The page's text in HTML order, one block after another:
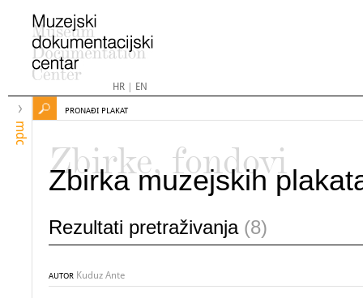
HR| EN
mdc
PRONAĐI PLAKAT
Zbirke, fondovi
Zbirka muzejskih
Rezultati pretraživanja (8)
AUTOR Kuduz Ante